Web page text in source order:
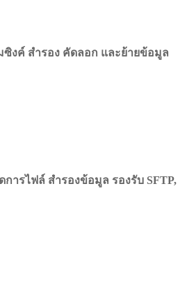
ซิงค์ สำรอง คัดลอก และย้ายข้อมูล
การไฟล์ สำรองข้อมูล รองรับ SFTP,